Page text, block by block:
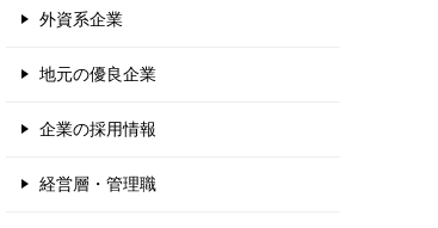
外資系企業
地元の優良企業
企業の採用情報
経営層・管理職